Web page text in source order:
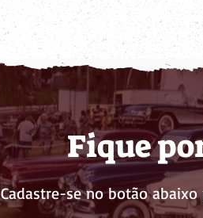
Cadastre-se no botão
Fique